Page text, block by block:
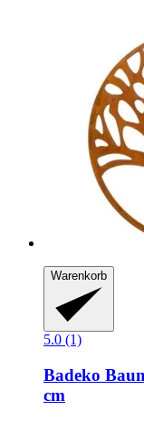
Warenkorb
5.0 (1)
Badeko
cm